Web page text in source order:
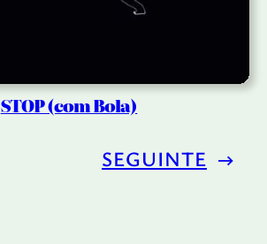
STOP (com Bola)
SEGUINTE →